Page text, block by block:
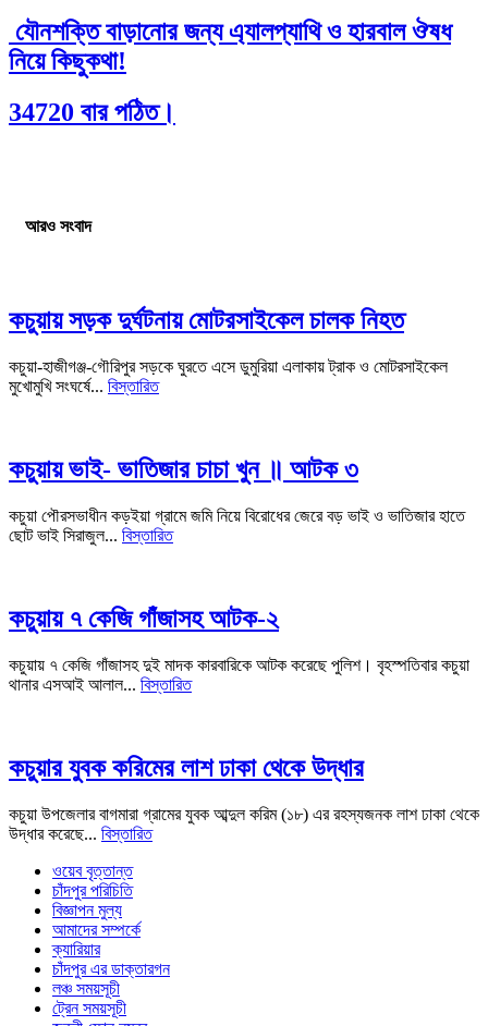
যৌনশক্তি বাড়ানোর জন্য এ্যালপ্যাথি ও হারবাল ঔষধ
নিয়ে কিছুকথা!
34720 বার পঠিত।
আরও সংবাদ
কচুয়ায় সড়ক দুর্ঘটনায় মোটরসাইকেল চালক নিহত
কচুয়া-হাজীগঞ্জ-গৌরিপুর সড়কে ঘুরতে এসে ডুমুরিয়া এলাকায় ট্রাক ও মোটরসাইকেল
মুখোমুখি সংঘর্ষে... বিস্তারিত
কচুয়ায় ভাই- ভাতিজার চাচা খুন ॥ আটক ৩
কচুয়া পৌরসভাধীন কড়ইয়া গ্রামে জমি নিয়ে বিরোধের জেরে বড় ভাই ও ভাতিজার হাতে
ছোট ভাই সিরাজুল... বিস্তারিত
কচুয়ায় ৭ কেজি গাঁজাসহ আটক-২
কচুয়ায় ৭ কেজি গাঁজাসহ দুই মাদক কারবারিকে আটক করেছে পুলিশ। বৃহস্পতিবার কচুয়া
থানার এসআই আলাল... বিস্তারিত
কচুয়ার যুবক করিমের লাশ ঢাকা থেকে উদ্ধার
কচুয়া উপজেলার বাগমারা গ্রামের যুবক আব্দুল করিম (১৮) এর রহস্যজনক লাশ ঢাকা থেকে
উদ্ধার করেছে... বিস্তারিত
ওয়েব বৃত্তান্ত
চাঁদপুর পরিচিতি
বিজ্ঞাপন মুল্য
আমাদের সম্পর্কে
ক্যারিয়ার
চাঁদপুর এর ডাক্তারগন
লঞ্চ সময়সূচী
ট্রেন সময়সূচী